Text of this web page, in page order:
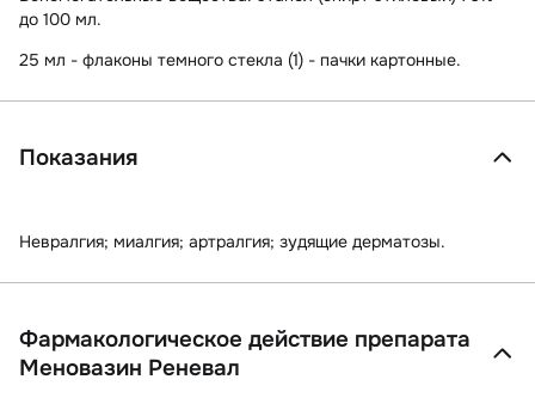
до 100 мл.
25 мл - флаконы темного стекла (1) - пачки картонные.
Показания
Невралгия; миалгия; артралгия; зудящие дерматозы.
Фармакологическое действие препарата
Меновазин Реневал